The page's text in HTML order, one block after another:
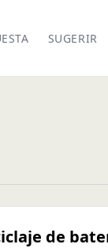
SUGERIR
de